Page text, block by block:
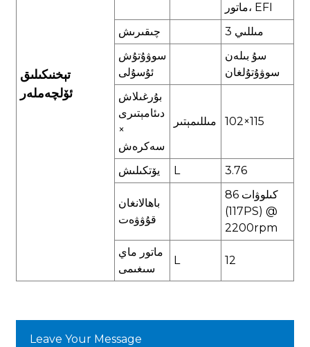
تېخنىكىلىق
ئۆلچەملەر
ماتور، EFI
چىقىرىش
مىللىي 3
سوۋۇتۇش
ئۇسۇلى
سۇ بىلەن
سوۋۇتۇلغان
بۇرغىلاش
دىئامېتىرى
×
سەكرەش
مىللىمېتىر 102×115
يۆتكىلىش L 3.76
باھالانغان
قۇۋۋەت
86 كىلوۋات
(117PS) @
2200rpm
ماتور ماي
سىغىمى
L 12
Leave Your Message